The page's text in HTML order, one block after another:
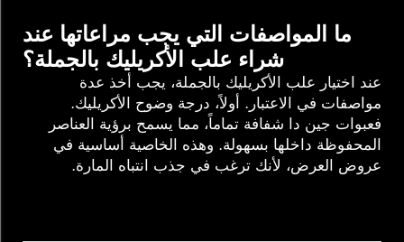
ما المواصفات التي يجب مراعاتها عند
شراء علب الأكريليك بالجملة؟
عند اختيار علب الأكريليك بالجملة، يجب أخذ عدة
مواصفات في الاعتبار. أولاً، درجة وضوح الأكريليك.
فعبوات جين دا شفافة تماماً، مما يسمح برؤية العناصر
المحفوظة داخلها بسهولة. وهذه الخاصية أساسية في
عروض العرض، لأنك ترغب في جذب انتباه المارة.